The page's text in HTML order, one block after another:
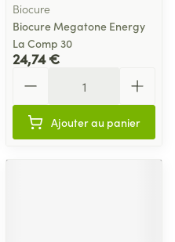
Biocure
Biocure Megatone Energy
La Comp 30
24,74 €
Ajouter au panier